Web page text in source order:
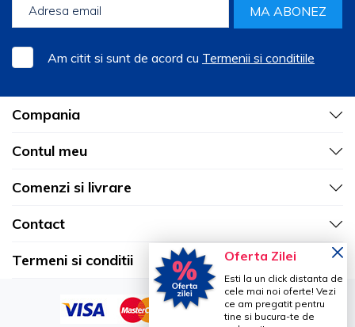
MA ABONEZ
Am citit si sunt de acord cu Termenii si conditiile
Compania
Contul meu
Comenzi si livrare
Contact
Termeni si conditii
Oferta Zilei
Esti la un click distanta de
cele mai noi oferte! Vezi
ce am pregatit pentru
tine si bucura-te de